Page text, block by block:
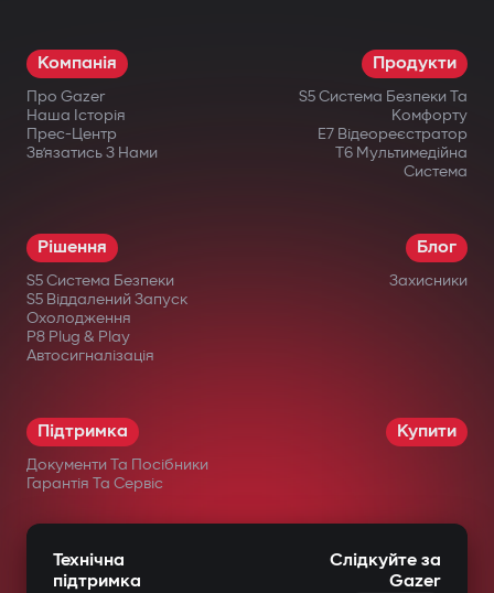
Компанія
Про Gazer
Наша Історія
Прес-Центр
Зв’язатись З Нами
Продукти
S5 Система Безпеки Та
Комфорту
E7 Відеореєстратор
T6 Мультимедійна
Система
Рішення
S5 Система Безпеки
S5 Віддалений Запуск
Охолодження
P8 Plug & Play
Автосигналізація
Блог
Захисники
Підтримка
Документи Та Посібники
Гарантія Та Сервіс
Купити
Технічна
підтримка
Слідкуйте за
Gazer